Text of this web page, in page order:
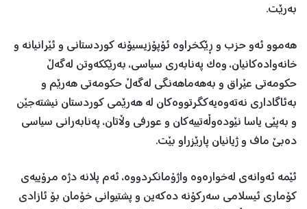
بەرێت.
هەموو ئەو حزب و ڕێکخراوە ئۆپۆزیسیۆنە کوردستانی و ئێرانیانە و
خانەوادەکانیان، وەک پەنابەری سیاسی، بەرێککەوتن لەگەڵ
حکومەتی عێراق و بەهەماهەنگی لەگەڵ حکومەتی هەرێم و
بەئاگاداری نەتەوەیەکگرتووەکان لە هەرێمی کوردستان نیشتەجێن
و بەپێی یاسا نێودەوڵەتییەکان و عورفی وڵاتان، پەنابەرانی سیاسی
دەبێ ماف و ژیانیان پارێزراو بێت.
ئێمە ئەوانەی لەخوارەوە واژۆمانکردووە، ئەم پلانە دژە مرۆییەی
کۆماری ئیسلامی سەرکۆنە دەکەین و پشتیوانی خۆمان بۆ ئازادی